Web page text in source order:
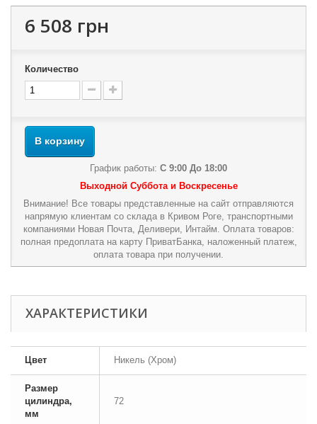
6 508 грн
Количество
В корзину
График работы: С 9:00 До 18:00
Выходной Суббота и Воскресенье
Внимание! Все товары представленные на сайт отправляются
напрямую клиентам со склада в Кривом Роге, транспортными
компаниями Новая Почта, Деливери, Интайм. Оплата товаров:
полная предоплата на карту ПриватБанка, наложенный платеж,
оплата товара при получении.
ХАРАКТЕРИСТИКИ
Цвет Никель (Хром)
Размер
цилиндра,
мм
72